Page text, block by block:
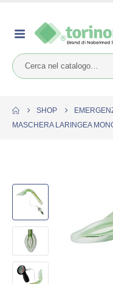
SHOP
MASCHERA LARINGEA